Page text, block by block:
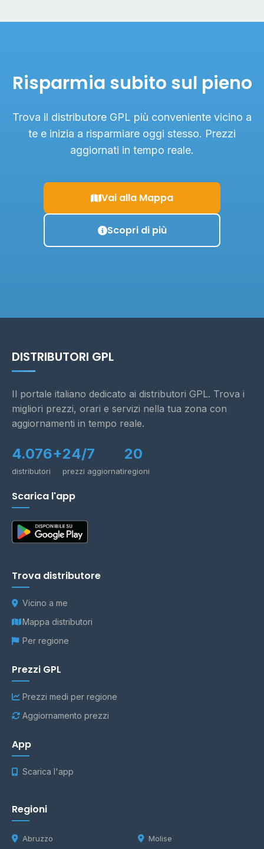
Risparmia subito sul pieno
Trova il distributore GPL più conveniente vicino a
te e inizia a risparmiare oggi stesso. Prezzi
aggiornati in tempo reale.
Vai alla Mappa
Scopri di più
DISTRIBUTORI GPL
Il portale italiano dedicato ai distributori GPL. Trova i
migliori prezzi, orari e servizi nella tua zona con
aggiornamenti in tempo reale.
4.076+
distributori
24/7
prezzi aggiornati
20
regioni
Scarica l'app
Trova distributore
Vicino a me
Mappa distributori
Per regione
Prezzi GPL
Prezzi medi per regione
Aggiornamento prezzi
App
Scarica l'app
Regioni
Abruzzo Molise